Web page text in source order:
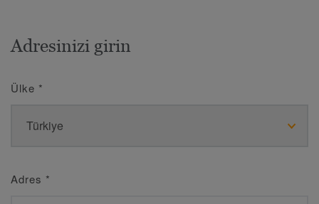
Adresinizi girin
Ülke *
Adres *